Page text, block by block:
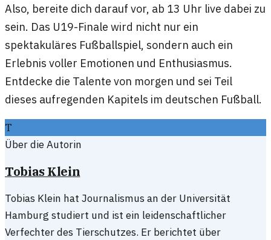
Also, bereite dich darauf vor, ab 13 Uhr live dabei zu
sein. Das U19-Finale wird nicht nur ein
spektakuläres Fußballspiel, sondern auch ein
Erlebnis voller Emotionen und Enthusiasmus.
Entdecke die Talente von morgen und sei Teil
dieses aufregenden Kapitels im deutschen Fußball.
T
Über die Autorin
Tobias Klein
Tobias Klein hat Journalismus an der Universität
Hamburg studiert und ist ein leidenschaftlicher
Verfechter des Tierschutzes. Er berichtet über